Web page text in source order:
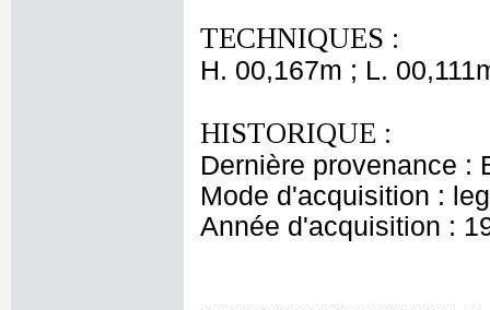
TECHNIQUES :
H. 00,167m ; L.
HISTORIQUE :
Dernière provenance :
Mode d'acquisition :
Année d'acquisition :